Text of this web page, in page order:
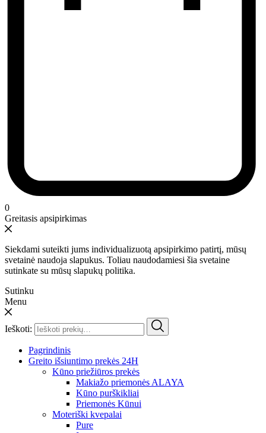
0
Greitasis apsipirkimas
Siekdami suteikti jums individualizuotą apsipirkimo patirtį, mūsų
svetainė naudoja slapukus. Toliau naudodamiesi šia svetaine
sutinkate su mūsų slapukų politika.
Sutinku
Menu
Ieškoti:
Pagrindinis
Greito išsiuntimo prekės 24H
Kūno priežiūros prekės
Makiažo priemonės ALAYA
Kūno purškikliai
Priemonės Kūnui
Moteriški kvepalai
Pure